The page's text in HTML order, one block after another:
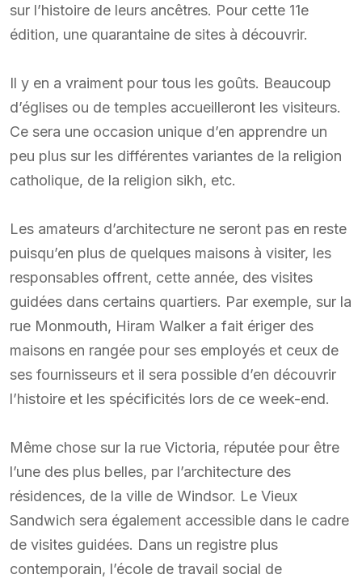
sur l’histoire de leurs ancêtres. Pour cette 11e
édition, une quarantaine de sites à découvrir.
Il y en a vraiment pour tous les goûts. Beaucoup
d’églises ou de temples accueilleront les visiteurs.
Ce sera une occasion unique d’en apprendre un
peu plus sur les différentes variantes de la religion
catholique, de la religion sikh, etc.
Les amateurs d’architecture ne seront pas en reste
puisqu’en plus de quelques maisons à visiter, les
responsables offrent, cette année, des visites
guidées dans certains quartiers. Par exemple, sur la
rue Monmouth, Hiram Walker a fait ériger des
maisons en rangée pour ses employés et ceux de
ses fournisseurs et il sera possible d’en découvrir
l’histoire et les spécificités lors de ce week-end.
Même chose sur la rue Victoria, réputée pour être
l’une des plus belles, par l’architecture des
résidences, de la ville de Windsor. Le Vieux
Sandwich sera également accessible dans le cadre
de visites guidées. Dans un registre plus
contemporain, l’école de travail social de